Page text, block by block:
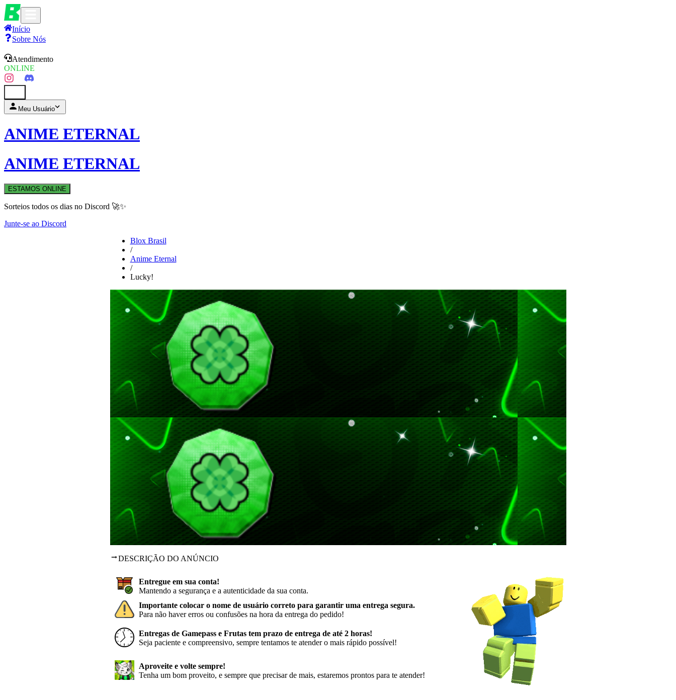
Início
Sobre Nós
Atendimento
ONLINE
Meu Usuário
ANIME ETERNAL
ANIME ETERNAL
ESTAMOS ONLINE
Sorteios todos os dias no Discord 🚀✨
Junte-se ao Discord
Blox Brasil
/
Anime Eternal
/
Lucky!
DESCRIÇÃO DO ANÚNCIO
Entregue em sua conta!
Mantendo a segurança e a autenticidade da sua conta.
Importante colocar o nome de usuário correto para garantir uma entrega segura.
Para não haver erros ou confusões na hora da entrega do pedido!
Entregas de Gamepass e Frutas tem prazo de entrega de até 2 horas!
Seja paciente e compreensivo, sempre tentamos te atender o mais rápido possível!
Aproveite e volte sempre!
Tenha um bom proveito, e sempre que precisar de mais, estaremos prontos para te atender!